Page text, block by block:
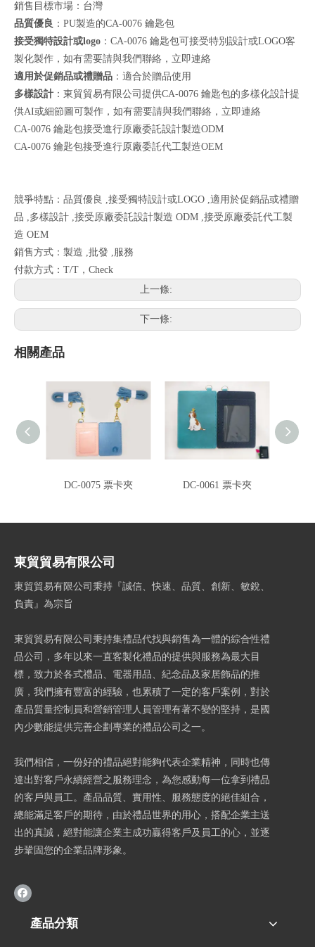
銷售目標市場：台灣
品質優良 ：PU製造的CA-0076 鑰匙包
接受獨特設計或logo ：CA-0076 鑰匙包可接受特別設計或LOGO客
製化製作，如有需要請與我們聯絡， 立即連絡
適用於促銷品或禮贈品 ：適合於贈品使用
多樣設計 ：東貿貿易有限公司提供CA-0076 鑰匙包的多樣化設計提
供AI或細節圖可製作，如有需要請與我們聯絡， 立即連絡
CA-0076 鑰匙包接受進行原廠委託設計製造ODM
CA-0076 鑰匙包接受進行原廠委託代工製造OEM
競爭特點：品質優良 ,接受獨特設計或LOGO ,適用於促銷品或禮贈
品 ,多樣設計 ,接受原廠委託設計製造 ODM ,接受原廠委託代工製
造 OEM
銷售方式：製造 ,批發 ,服務
付款方式：T/T，Check
上一條:
下一條:
相關產品
DC-0075 票卡夾 DC-0061 票卡夾
東貿貿易有限公司
東貿貿易有限公司秉持『誠信、快速、品質、創新、敏銳、
負責』為宗旨
東貿貿易有限公司秉持集禮品代找與銷售為一體的綜合性禮
品公司，多年以來一直客製化禮品的提供與服務為最大目
標，致力於各式禮品、電器用品、紀念品及家居飾品的推
廣，我們擁有豐富的經驗，也累積了一定的客戶案例，對於
產品質量控制員和營銷管理人員管理有著不變的堅持，是國
內少數能提供完善企劃專業的禮品公司之一。
我們相信，一份好的禮品絕對能夠代表企業精神，同時也傳
達出對客戶永續經營之服務理念，為您感動每一位拿到禮品
的客戶與員工。產品品質、實用性、服務態度的絕佳組合，
總能滿足客戶的期待，由於禮品世界的用心，搭配企業主送
出的真誠，絕對能讓企業主成功贏得客戶及員工的心，並逐
步鞏固您的企業品牌形象。
產品分類